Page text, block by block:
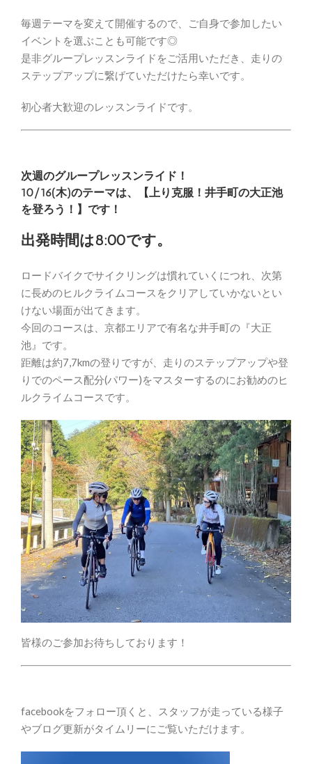
毎週テーマを変えて開催するので、ご自身で参加したい
イベントを選ぶことも可能です◎
是非グループレッスンライドをご活用いただき、走りの
ステップアップに繋げていただけたら幸いです。
初心者大歓迎のレッスンライドです。
次週のグループレッスンライド！
10/16(木)のテーマは、【上り克服！井手町の大正池
を登ろう！】です！
出発時間は8:00です。
ロードバイクでサイクリングは慣れていくにつれ、次第
に長めのヒルクライムコースをクリアしていかないとい
けない場面が出てきます。
今回のコースは、京都エリアで有名な井手町の『大正
池』です。
距離は約7,7kmの登りですが、走りのステップアップや登
りでのペース配分(パワー)をマスターするのにお勧めのヒ
ルクライムコースです。
皆様のご参加お待ちしております！
facebookをフォロー頂くと、スタッフが走っている様子
やブログ更新がタイムリーにご覧いただけます。